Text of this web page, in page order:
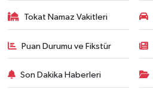
Tokat Namaz Vakitleri
Puan Durumu ve Fikstür
Son Dakika Haberleri